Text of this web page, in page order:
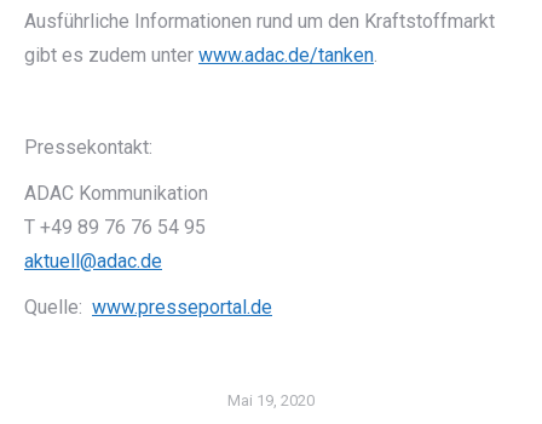
Ausführliche Informationen rund um den Kraftstoffmarkt
gibt es zudem unter www.adac.de/tanken.
Pressekontakt:
ADAC Kommunikation
T +49 89 76 76 54 95
aktuell@adac.de
Quelle: www.presseportal.de
Mai 19, 2020